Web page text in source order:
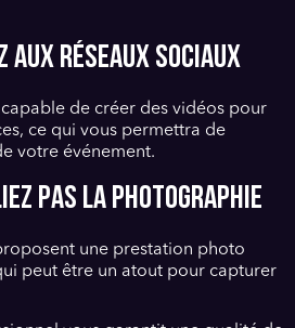
aux réseaux sociaux
de créer des vidéos pour
ce qui vous permettra de
votre événement.
pas la photographie
une prestation photo
peut être un atout pour capturer